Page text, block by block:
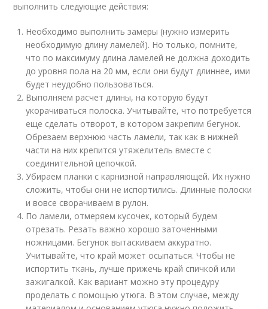
выполнить следующие действия:
Необходимо выполнить замеры (нужно измерить
необходимую длину ламелей). Но только, помните,
что по максимуму длина ламелей не должна доходить
до уровня пола на 20 мм, если они будут длиннее, ими
будет неудобно пользоваться.
Выполняем расчет длины, на которую будут
укорачиваться полоска. Учитывайте, что потребуется
еще сделать отворот, в котором закрепим бегунок.
Обрезаем верхнюю часть ламели, так как в нижней
части на них крепится утяжелитель вместе с
соединительной цепочкой.
Убираем планки с карнизной направляющей. Их нужно
сложить, чтобы они не испортились. Длинные полоски
и вовсе сворачиваем в рулон.
По ламели, отмеряем кусочек, который будем
отрезать. Резать важно хорошо заточенными
ножницами. Бегунок вытаскиваем аккуратно.
Учитывайте, что край может осыпаться. Чтобы не
испортить ткань, лучше прижечь край спичкой или
зажигалкой. Как вариант можно эту процедуру
проделать с помощью утюга. В этом случае, между